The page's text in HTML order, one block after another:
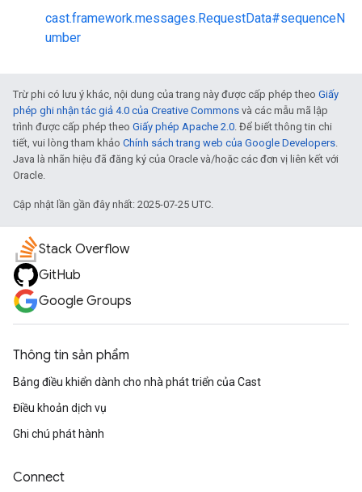
cast.framework.messages.RequestData#sequenceN
umber
Trừ phi có lưu ý khác, nội dung của trang này được cấp phép theo Giấy
phép ghi nhận tác giả 4.0 của Creative Commons và các mẫu mã lập
trình được cấp phép theo Giấy phép Apache 2.0. Để biết thông tin chi
tiết, vui lòng tham khảo Chính sách trang web của Google Developers.
Java là nhãn hiệu đã đăng ký của Oracle và/hoặc các đơn vị liên kết với
Oracle.
Cập nhật lần gần đây nhất: 2025-07-25 UTC.
Stack Overflow
GitHub
Google Groups
Thông tin sản phẩm
Bảng điều khiển dành cho nhà phát triển của Cast
Điều khoản dịch vụ
Ghi chú phát hành
Connect